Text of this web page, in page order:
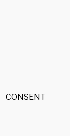
CONSENT